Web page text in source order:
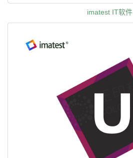
imatest IT软件